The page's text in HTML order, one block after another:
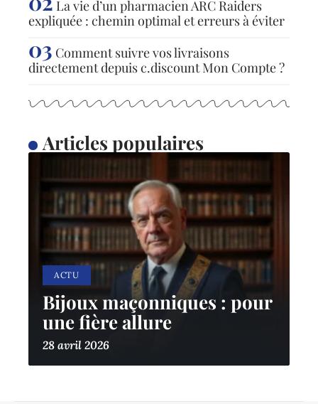
La vie d’un pharmacien ARC Raiders
expliquée : chemin optimal et erreurs à éviter
Comment suivre vos livraisons
directement depuis c.discount Mon Compte ?
Articles populaires
ACTU
Bijoux maçonniques : pour
une fière allure
28 avril 2026